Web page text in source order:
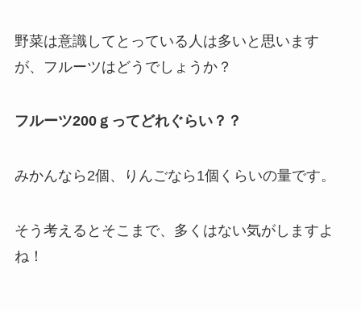
野菜は意識してとっている人は多いと思います
が、フルーツはどうでしょうか？
フルーツ200ｇってどれぐらい？？
みかんなら2個、りんごなら1個くらいの量です。
そう考えるとそこまで、多くはない気がしますよ
ね！